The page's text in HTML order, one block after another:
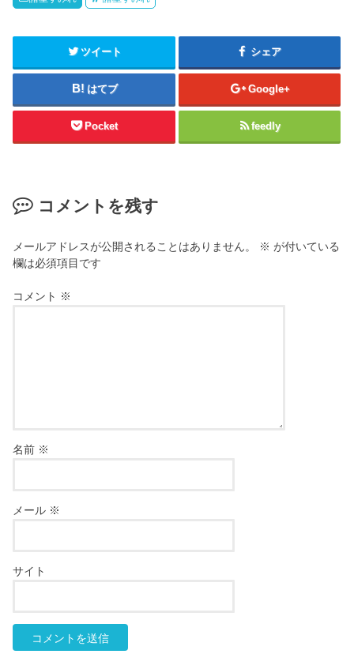
ツイート シェア
はてブ Google+
Pocket feedly
コメントを残す
メールアドレスが公開されることはありません。 ※ が付いている
欄は必須項目です
コメント ※
名前 ※
メール ※
サイト